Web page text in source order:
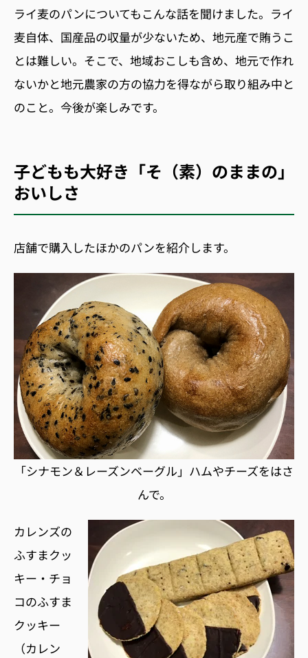
ライ麦のパンについてもこんな話を聞けました。ライ
麦自体、国産品の収量が少ないため、地元産で賄うこ
とは難しい。そこで、地域おこしも含め、地元で作れ
ないかと地元農家の方の協力を得ながら取り組み中と
のこと。今後が楽しみです。
子どもも大好き「そ（素）のままの」
おいしさ
店舗で購入したほかのパンを紹介します。
「シナモン＆レーズンベーグル」ハムやチーズをはさ
んで。
カレンズの
ふすまクッ
キー・チョ
コのふすま
クッキー
（カレン